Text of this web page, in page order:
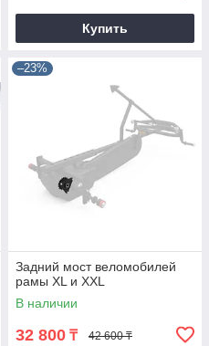
Купить
–23%
Задний мост веломобилей
рамы XL и XXL
В наличии
32 800 ₸ 42 600 ₸